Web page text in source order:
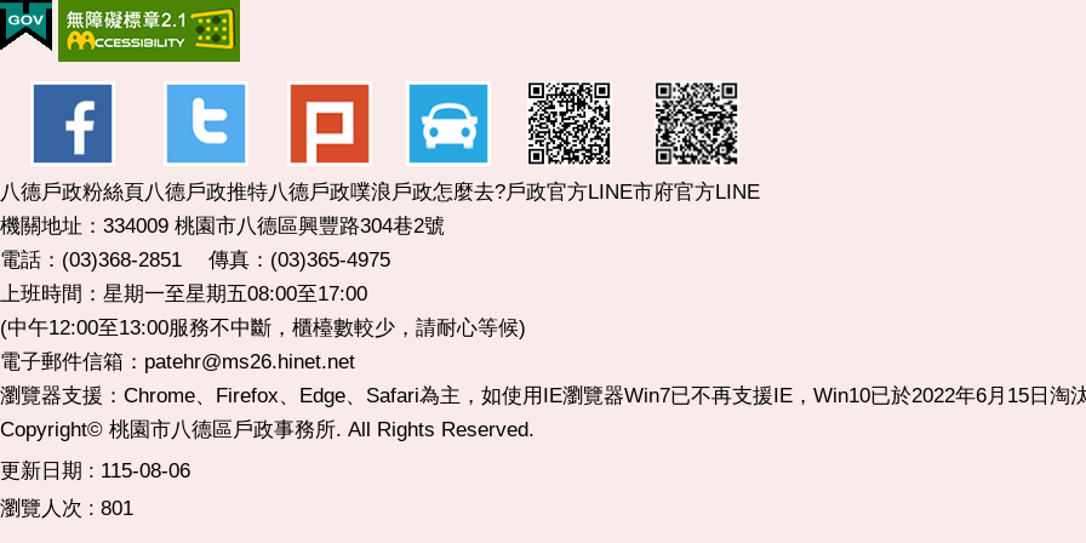
八德戶政粉絲頁 八德戶政推特八德戶政噗浪戶政怎麼去?戶政官方LINE市府官方LINE
機關地址：334009 桃園市八德區興豐路304巷2號
電話：(03)368-2851 傳真：(03)365-4975
上班時間：星期一至星期五08:00至17:00
(中午12:00至13:00服務不中斷，櫃檯數較少，請耐心等候)
電子郵件信箱：patehr@ms26.hinet.net
瀏覽器支援：Chrome、Firefox、Edge、Safari為主，如使用IE瀏覽器Win7已不再支援IE，Win10已於2022年6月15日淘
Copyright© 桃園市八德區戶政事務所. All Rights Reserved.
更新日期
115-08-06
瀏覽人次
801